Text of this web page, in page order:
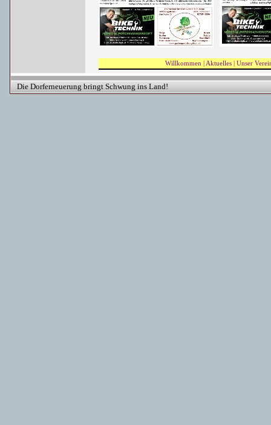
Willkommen | Aktuelles| Unser
Die Dorferneuerung bringt Schwung ins Land!